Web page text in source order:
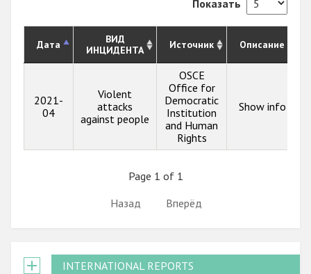
Показать
Дата
ВИД
ИНЦИДЕНТА
Источник Описание
2021-
04
Violent
attacks
against people
OSCE
Office for
Democratic
Institution
and Human
Rights
Show info
Page 1 of 1
Назад
Вперёд
INTERNATIONAL REPORTS